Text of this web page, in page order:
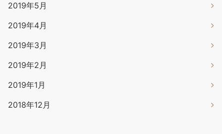
2019年5月
2019年4月
2019年3月
2019年2月
2019年1月
2018年12月